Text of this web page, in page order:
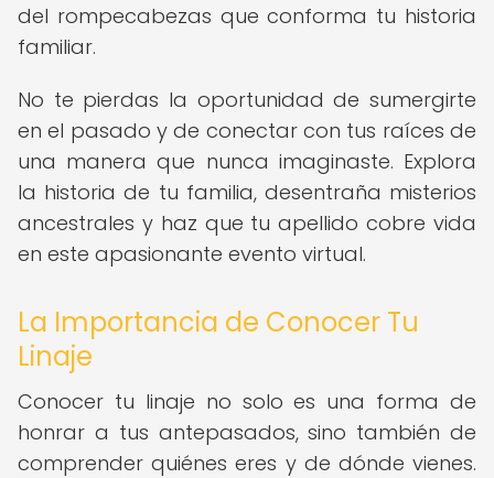
del rompecabezas que conforma tu historia
familiar.
No te pierdas la oportunidad de sumergirte
en el pasado y de conectar con tus raíces de
una manera que nunca imaginaste. Explora
la historia de tu familia, desentraña misterios
ancestrales y haz que tu apellido cobre vida
en este apasionante evento virtual.
La Importancia de Conocer Tu
Linaje
Conocer tu linaje no solo es una forma de
honrar a tus antepasados, sino también de
comprender quiénes eres y de dónde vienes.